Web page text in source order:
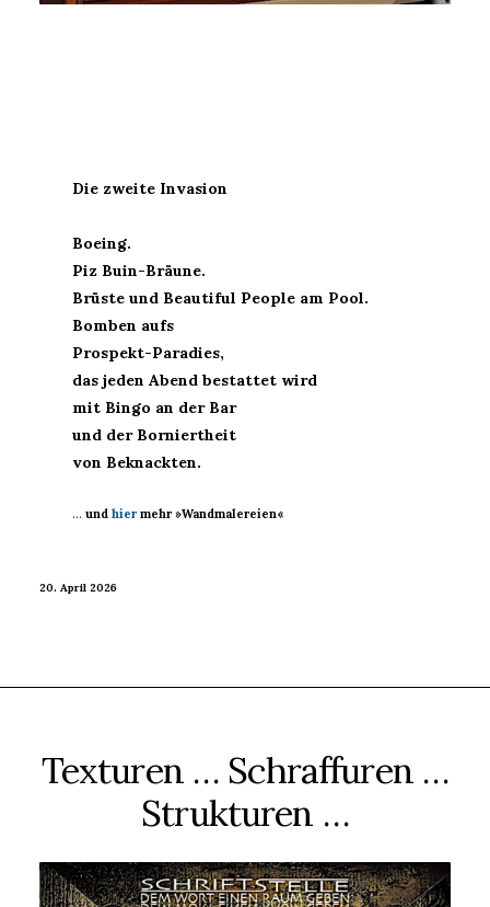
Die zweite Invasion
Boeing.
Piz Buin-Bräune.
Brüste und Beautiful People am Pool.
Bomben aufs
Prospekt-Paradies,
das jeden Abend bestattet wird
mit Bingo an der Bar
und der Borniertheit
von Beknackten.
…undhier mehr »Wandmalereien«
20. April 2026
Texturen … Schraffuren …
Strukturen …